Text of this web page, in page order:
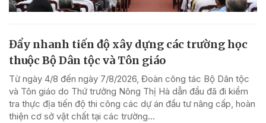
Đẩy nhanh tiến độ xây dựng các trường học
thuộc Bộ Dân tộc và Tôn giáo
Từ ngày 4/8 đến ngày 7/8/2026, Đoàn công tác Bộ Dân tộc
và Tôn giáo do Thứ trưởng Nông Thị Hà dẫn đầu đã đi kiểm
tra thực địa tiến độ thi công các dự án đầu tư nâng cấp, hoàn
thiện cơ sở vật chất tại các trường...